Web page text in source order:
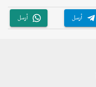
أرسل أرسل